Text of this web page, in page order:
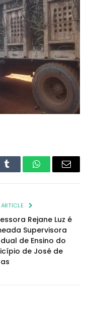
Tumblr WhatsAppEmail
Rejane Luz é
Supervisora
de Ensino do
de José de